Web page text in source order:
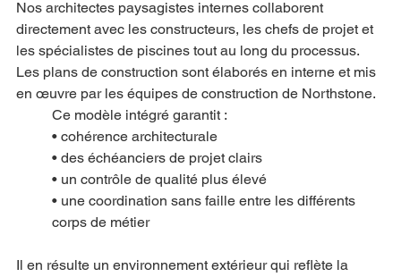
Nos architectes paysagistes internes collaborent
directement avec les constructeurs, les chefs de projet et
les spécialistes de piscines tout au long du processus.
Les plans de construction sont élaborés en interne et mis
en œuvre par les équipes de construction de Northstone.
Ce modèle intégré garantit :
• cohérence architecturale
• des échéanciers de projet clairs
• un contrôle de qualité plus élevé
• une coordination sans faille entre les différents
corps de métier
Il en résulte un environnement extérieur qui reflète la